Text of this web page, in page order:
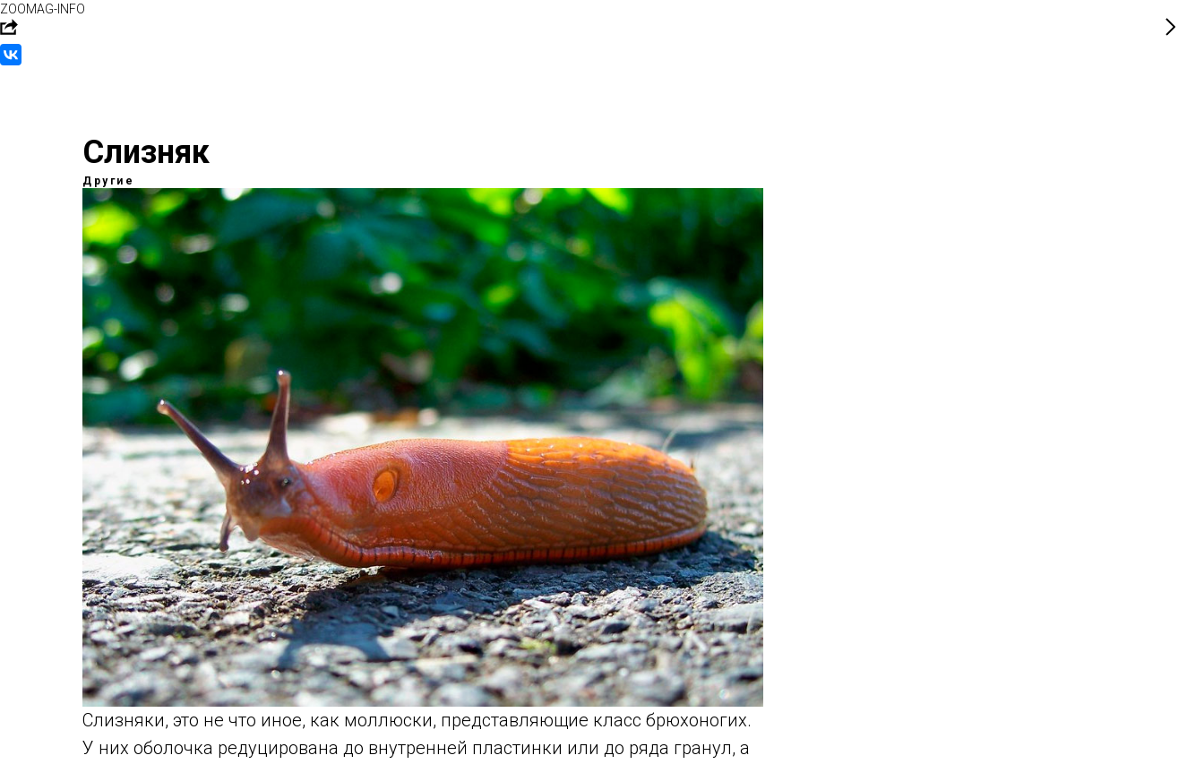
ZOOMAG-INFO
Слизняк
Другие
Слизняки, это не что иное, как моллюски, представляющие класс брюхоногих.
У них оболочка редуцирована до внутренней пластинки или до ряда гранул, а